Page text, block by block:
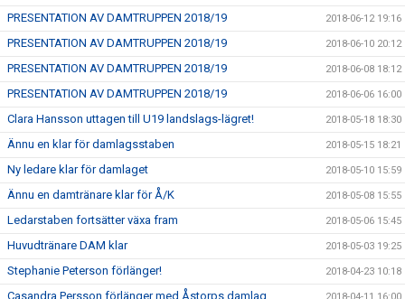
PRESENTATION AV DAMTRUPPEN 2018/19 2018-06-12 19:16
PRESENTATION AV DAMTRUPPEN 2018/19 2018-06-10 20:12
PRESENTATION AV DAMTRUPPEN 2018/19 2018-06-08 18:12
PRESENTATION AV DAMTRUPPEN 2018/19 2018-06-06 16:00
Clara Hansson uttagen till U19 landslags-lägret! 2018-05-18 18:30
Ännu en klar för damlagsstaben 2018-05-15 18:21
Ny ledare klar för damlaget 2018-05-10 15:59
Ännu en damtränare klar för Å/K 2018-05-08 15:55
Ledarstaben fortsätter växa fram 2018-05-06 15:45
Huvudtränare DAM klar 2018-05-03 19:25
Stephanie Peterson förlänger! 2018-04-23 10:18
Casandra Persson förlänger med Åstorps damlag